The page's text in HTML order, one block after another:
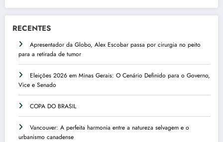
RECENTES
Apresentador da Globo, Alex Escobar passa por cirurgia no peito
para a retirada de tumor
Eleições 2026 em Minas Gerais: O Cenário Definido para o Governo,
Vice e Senado
COPA DO BRASIL
Vancouver: A perfeita harmonia entre a natureza selvagem e o
urbanismo canadense